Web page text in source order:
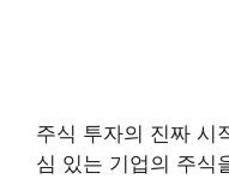
주식 투자의 진짜 시
심 있는 기업의 주식